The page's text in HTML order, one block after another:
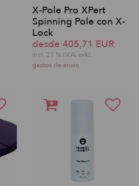
X-Pole Pro XPert
Spinning Pole con X-
Lock
desde 405,71 EUR
incl. 21 % I.V.A. exkl.
gastos de envio